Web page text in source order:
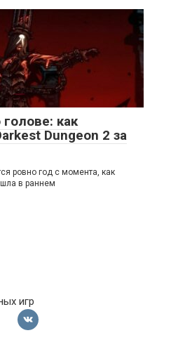
как
Dungeon 2 за
ровно год с момента, как
в раннем
игр